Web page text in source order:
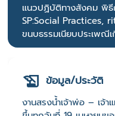
แนวปฏิบัติทางสังคม พิธี
SP:Social Practices,
ขนบธรรมเนียบประเพณี
ข้อมูล/ประวัติ
งานสรงน้ำเจ้าพ่อ – เจ้